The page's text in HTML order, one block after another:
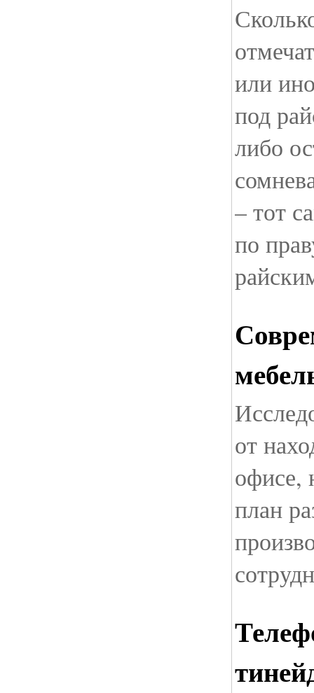
или
под
либо
– тот
по
от
офисе,
план